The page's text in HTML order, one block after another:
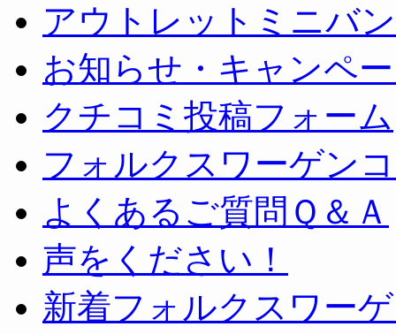
アウトレットミニバン
お知らせ・キャンペ
クチコミ投稿フォーム
フォルクスワーゲン
よくあるご質問Ｑ＆Ａ
声をください！
新着フォルクスワー